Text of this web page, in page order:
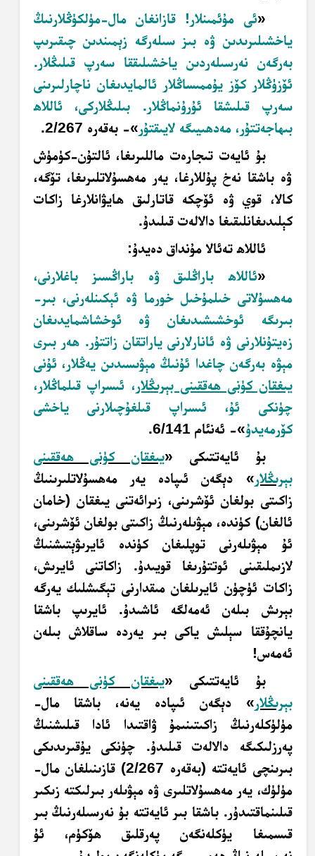
«ئى مۇئمىنلار! قازانغان مال-مۈلكۈڭلارنىڭ
ياخشىلىرىدىن ۋە بىز سىلەرگە زېمىندىن چىقىرىپ
بەرگەن نەرسىلەردىن ياخشىلىققا سەرپ قىلىڭلار.
ئۆزۈڭلار كۆز يۇممىساڭلار ئالمايدىغان ناچارلىرىنى
سەرپ قىلىشقا ئۇرۇنماڭلار. بىلىڭلاركى، ئاللاھ
بىھاجەتتۇر، مەدھىيىگە لايىقتۇر»- بەقەرە 2/267.
بۇ ئايەت تىجارەت ماللىرىغا، ئالتۇن-كۈمۈش
ۋە باشقا نەخ پۇللارغا، يەر مەھسۇلاتلىرىغا، تۆگە،
كالا، قوي ۋە ئۆچكە قاتارلىق ھايۋانلارغا زاكات
كېلىدىغانلىقىغا دالالەت قىلىدۇ.
ئاللاھ تەئالا مۇنداق دەيدۇ:
«ئاللاھ باراڭلىق ۋە باراڭسىز باغلارنى،
مەھسۇلاتى خىلمۇخىل خورما ۋە ئېكىنلەرنى، بىر-
بىرىگە ئوخشىشىدىغان ۋە ئوخشاشمايدىغان
زەيتۇنلارنى ۋە ئانارلارنى ياراتقان زاتتۇر. ھەر بىرى
مېۋە بەرگەن چاغدا ئۇنىڭ مېۋىسىدىن يەڭلار، ئۇنى
يىغقان كۈنى ھەققىنى بېرىڭلار، ئىسراپ قىلماڭلار،
چۈنكى ئۇ، ئىسراپ قىلغۇچىلارنى ياخشى
كۆرمەيدۇ»- ئەنئام 6/141.
بۇ ئايەتتىكى «يىغقان كۈنى ھەققىنى
بېرىڭلار» دېگەن ئىپادە يەر مەھسۇلاتلىرىنىڭ
زاكىتى بولغان ئۆشرىنى، زىرائەتنى يىغقان (خامان
ئالغان) كۈندە، مېۋىلەرنىڭ زاكىتى بولغان ئۆشرىنى،
ئۇ مېۋىلەرنى توپلىغان كۈندە ئايرىۋېتىشنىڭ
لازىملىقىنى ئوتتۇرىغا قويىدۇ. زاكاتنى ئايرىش،
زاكات ئۈچۈن ئايرىلغان مىقدارنى تېگىشلىك يەرگە
بېرىش بىلەن ئەمەلگە ئاشىدۇ. ئايرىپ باشقا
يانچۇققا سېلىش ياكى بىر يەردە ساقلاش بىلەن
ئەمەس!
بۇ ئايەتتىكى «يىغقان كۈنى ھەققىنى
بېرىڭلار» دېگەن ئىپادە يەنە، باشقا مال-
مۈلۈكلەرنىڭ زاكىتىنىمۇ ۋاقتىدا ئادا قىلىشنىڭ
پەرزلىكىگە دالالەت قىلىدۇ. چۈنكى يۇقىرىدىكى
بىرىنچى ئايەتتە (بەقەرە 2/267) قازىنىلغان مال-
مۈلۈك، يەر مەھسۇلاتلىرى ۋە مېۋىلەر بىرلىكتە زىكىر
قىلىنماقتىدۇر. باشقا بىر ئايەتتە بۇ نەرسىلەرنىڭ بىر
قىسمىغا يۈكلەنگەن پەرقلىق ھۆكۈم، ئۇ